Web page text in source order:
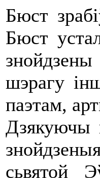
Бюст
Бюст
шэрагу
паэтам,
Дзякуючы
сьвятой